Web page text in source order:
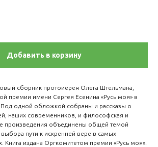
Добавить в корзину
сборник протоиерея Олега Штельмана,
премии имени Сергея Есенина «Русь моя» в
Под одной обложкой собраны и рассказы о
наших современников, и философская и
произведения объединены общей темой
пути к искренней вере в самых
Книга издана Оргкомитетом премии «Русь моя».